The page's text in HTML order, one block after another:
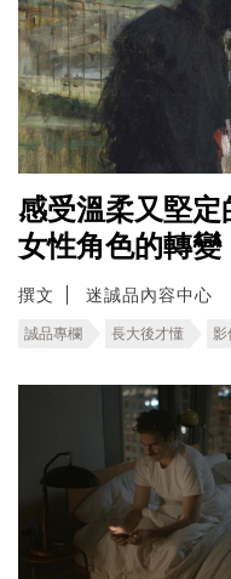
感受溫柔又堅
女性角色的轉變
撰文 迷誠品內容中心
誠品專欄 長大後才懂 影